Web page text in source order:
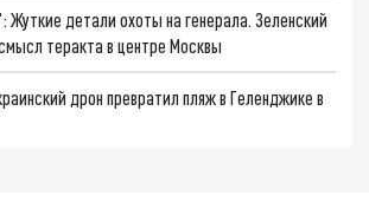
детали охоты на генерала. Зеленский
теракта в центре Москвы
дрон превратил пляж в Геленджике в